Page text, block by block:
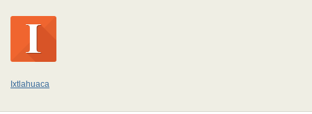
Ixtlahuaca